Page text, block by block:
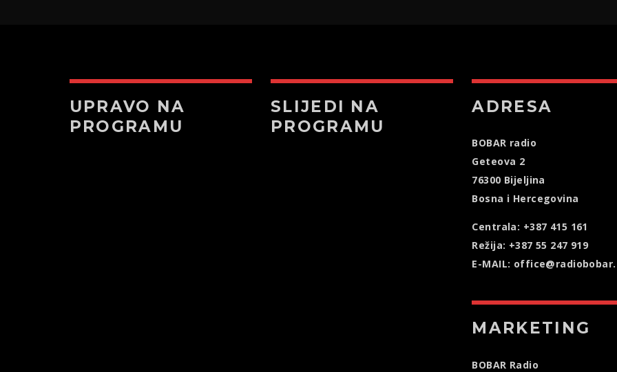
UPRAVO NA
PROGRAMU
SLIJEDI NA
PROGRAMU
ADRESA
BOBAR radio
Geteova 2
76300 Bijeljina
Bosna i Hercegovina
Centrala: +387 415 161
Režija: +387 55 247 919
E-MAIL:
MARKETING
BOBAR Radio